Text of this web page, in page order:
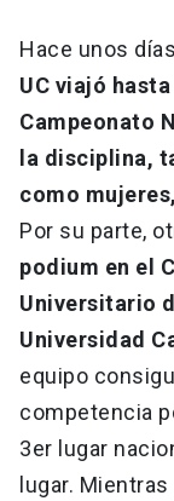
Hace unos días
UC viajó
Campeonato
la disciplina,
como
Por su parte,
podium en el
Universitario
Universidad
equipo
competencia
3er lugar
lugar.